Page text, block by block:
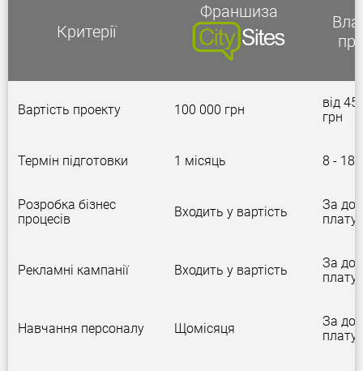
Критерії
Франшиза
Вартість проекту 100 000 грн
від
грн
Термін підготовки 1 місяць 8 - 18
Розробка бізнес
процесів
Входить у вартість
За
плату
Рекламні кампанії Входить у вартість
За
плату
Навчання персоналу Щомісяця
За
плату